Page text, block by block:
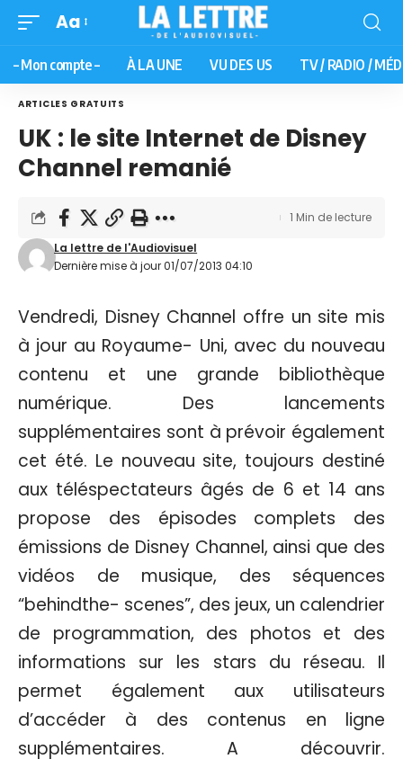
Aa
– Mon compte – À LA UNE VU DES US TV / RADIO /
ARTICLES GRATUITS
UK : le site Internet de Disney
Channel remanié
Dernière mise à jour 01/07/2013 04:10
La lettre de l'Audiovisuel
1 Min de lecture
Vendredi, Disney Channel offre un site mis
à jour au Royaume- Uni, avec du nouveau
contenu et une grande bibliothèque
numérique. Des lancements
supplémentaires sont à prévoir également
cet été. Le nouveau site, toujours destiné
aux téléspectateurs âgés de 6 et 14 ans
propose des épisodes complets des
émissions de Disney Channel, ainsi que des
vidéos de musique, des séquences
“behindthe- scenes”, des jeux, un calendrier
de programmation, des photos et des
informations sur les stars du réseau. Il
permet également aux utilisateurs
d’accéder à des contenus en ligne
supplémentaires. A découvrir.